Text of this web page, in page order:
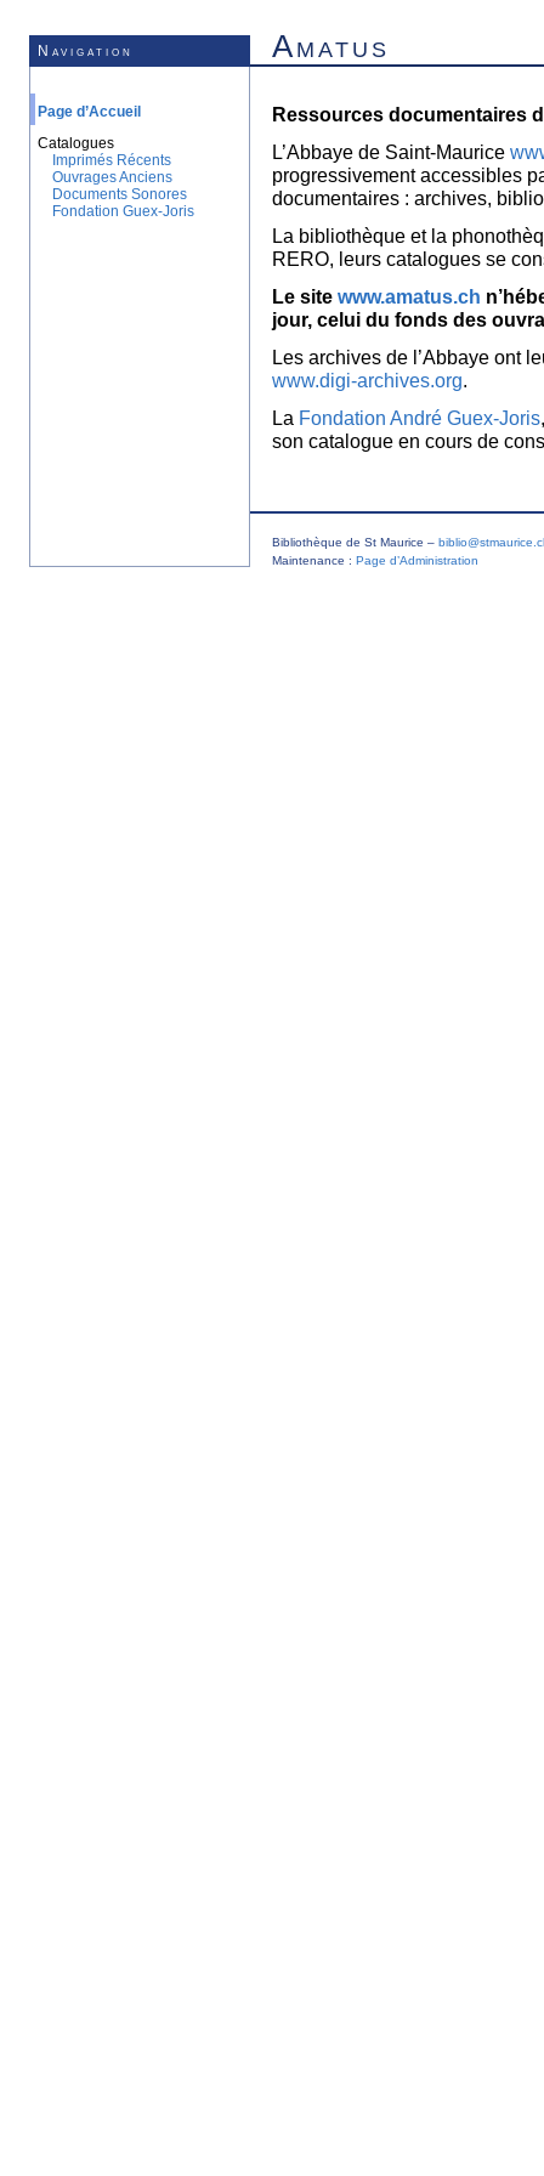
Navigation Amatus
Page d’Accueil
Catalogues
Imprimés Récents
Ouvrages Anciens
Documents Sonores
Fondation Guex-Joris
Ressources documentaires
L’Abbaye de Saint-Maurice
progressivement accessibles
documentaires : archives,
La bibliothèque et la
RERO, leurs catalogues se
Le site www.amatus.ch
jour, celui du fonds des
Les archives de l’Abbaye ont
www.digi-archives.org.
La Fondation André Guex-Joris
son catalogue en cours de
Bibliothèque de St Maurice –
Maintenance : Page d’Administration